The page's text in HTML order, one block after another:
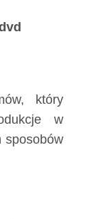
który
w
sposobów